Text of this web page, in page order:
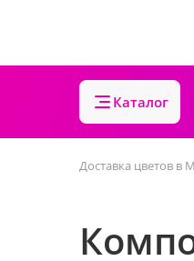
Каталог
Доставка цветов в